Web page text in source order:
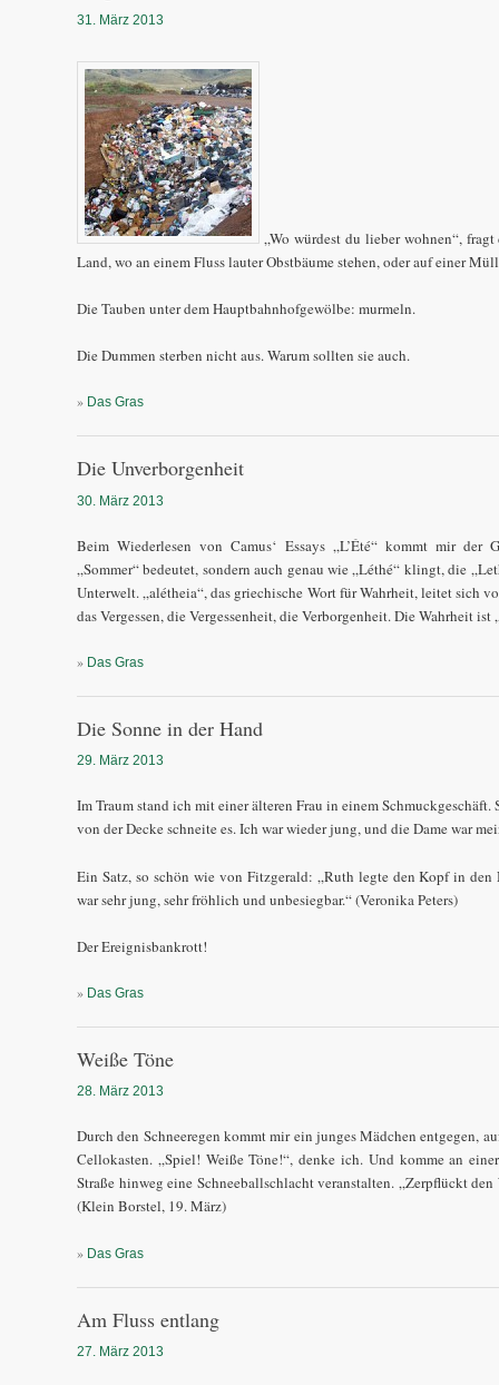
31. März 2013
„Wo würdest du lieber wohnen“,
Land, wo an einem Fluss lauter Obstbäume stehen, oder auf einer
Die Tauben unter dem Hauptbahnhofgewölbe: murmeln.
Die Dummen sterben nicht aus. Warum sollten sie auch.
» Das Gras
Die Unverborgenheit
30. März 2013
Beim Wiederlesen von Camus‘ Essays „L’Été“ kommt mir
„Sommer“ bedeutet, sondern auch genau wie „Léthé“ klingt, die
Unterwelt. „alétheia“, das griechische Wort für Wahrheit, leitet sich
das Vergessen, die Vergessenheit, die Verborgenheit. Die Wahrheit
» Das Gras
Die Sonne in der Hand
29. März 2013
Im Traum stand ich mit einer älteren Frau in einem
von der Decke schneite es. Ich war wieder jung, und die Dame war
Ein Satz, so schön wie von Fitzgerald: „Ruth legte den Kopf in den
war sehr jung, sehr fröhlich und unbesiegbar.“ (Veronika Peters)
Der Ereignisbankrott!
» Das Gras
Weiße Töne
28. März 2013
Durch den Schneeregen kommt mir ein junges Mädchen entgegen,
Cellokasten. „Spiel! Weiße Töne!“, denke ich. Und komme an
Straße hinweg eine Schneeballschlacht veranstalten. „Zerpflückt
(Klein Borstel, 19. März)
» Das Gras
Am Fluss entlang
27. März 2013